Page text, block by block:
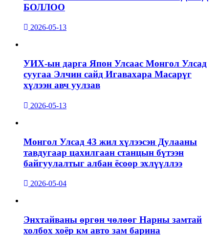
БОЛЛОО
2026-05-13
УИХ-ын дарга Япон Улсаас Монгол Улсад
суугаа Элчин сайд Игавахара Масарүг
хүлээн авч уулзав
2026-05-13
Монгол Улсад 43 жил хүлээсэн Дулааны
тавдугаар цахилгаан станцын бүтээн
байгуулалтыг албан ёсоор эхлүүллээ
2026-05-04
Энхтайваны өргөн чөлөөг Нарны замтай
холбох хоёр км авто зам барина